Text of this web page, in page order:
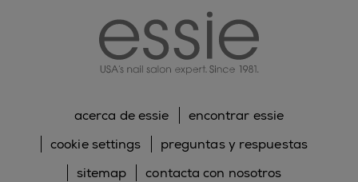
acerca de essie
encontrar essie
cookie settings
preguntas y respuestas
sitemap
contacta con nosotros